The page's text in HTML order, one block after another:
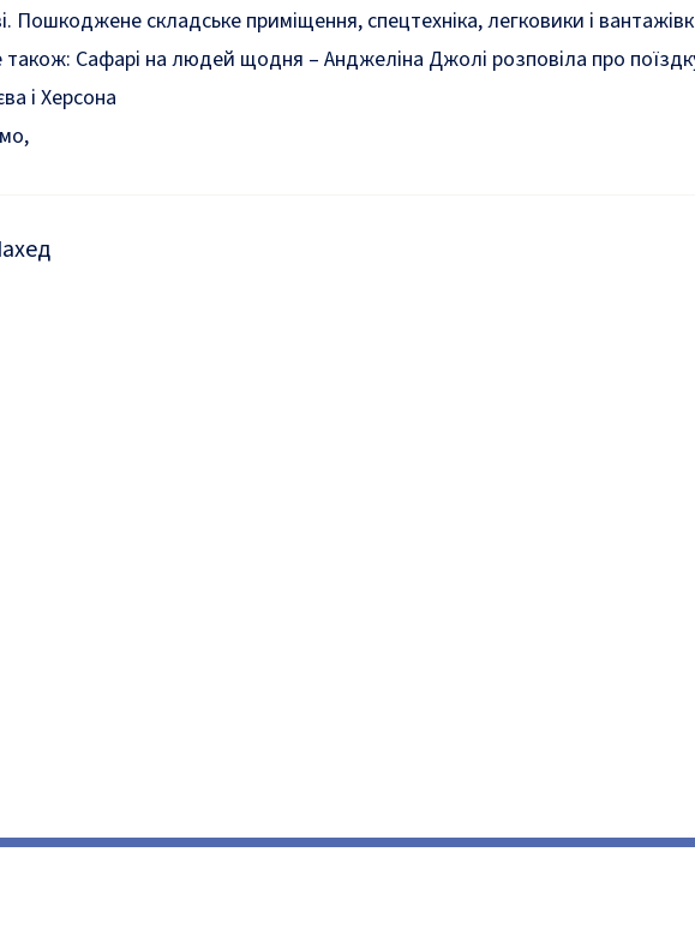
Пошкоджене складське приміщення, спецтехніка, легковики і
також: Сафарі на людей щодня – Анджеліна Джолі розповіла про
і Херсона